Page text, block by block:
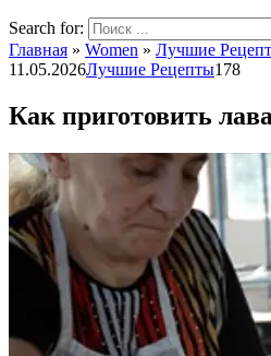
Search for:
Главная » Women » Лучшие
11.05.2026Лучшие Рецепты178
Как приготовить